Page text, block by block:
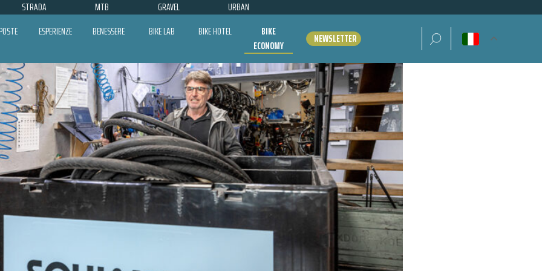
STRADA MTB GRAVEL URBAN
ESPERIENZE BENESSERE BIKE LAB BIKE HOTEL
BIKE
ECONOMY
NEWSLETTER Ricerca per: